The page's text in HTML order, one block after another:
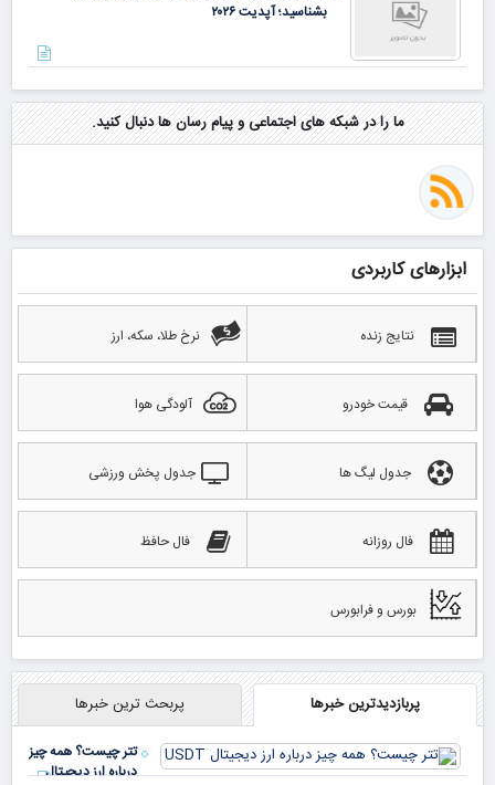
بشناسید؛ آپدیت ۲۰۲۶
ما را در شبکه های اجتماعی و پیام رسان ها دنبال کنید.
ابزارهای کاربردی
نتایج زنده نرخ طلا، سکه، ارز
قیمت خودرو آلودگی هوا
جدول لیگ ها جدول پخش ورزشی
فال روزانه فال حافظ
بورس و فرابورس
پربازدیدترین خبرها پربحث ترین خبرها
تتر چیست؟ همه چیز
درباره ارز دیجیتال